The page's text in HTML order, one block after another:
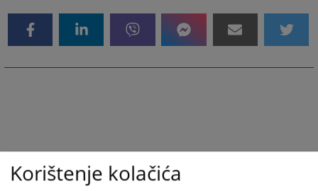
Korištenje kolačića